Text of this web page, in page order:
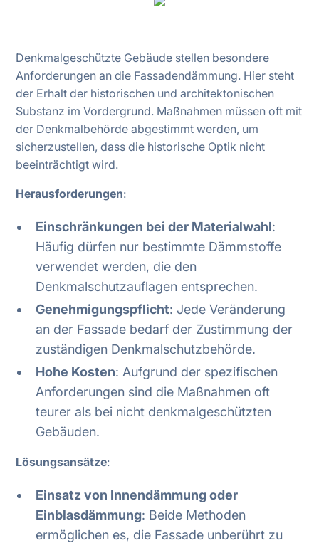
Denkmalgeschützte Gebäude stellen besondere
Anforderungen an die Fassadendämmung. Hier steht
der Erhalt der historischen und architektonischen
Substanz im Vordergrund. Maßnahmen müssen oft mit
der Denkmalbehörde abgestimmt werden, um
sicherzustellen, dass die historische Optik nicht
beeinträchtigt wird.
Herausforderungen:
Einschränkungen bei der Materialwahl:
Häufig dürfen nur bestimmte Dämmstoffe
verwendet werden, die den
Denkmalschutzauflagen entsprechen.
Genehmigungspflicht: Jede Veränderung
an der Fassade bedarf der Zustimmung der
zuständigen Denkmalschutzbehörde.
Hohe Kosten: Aufgrund der spezifischen
Anforderungen sind die Maßnahmen oft
teurer als bei nicht denkmalgeschützten
Gebäuden.
Lösungsansätze:
Einsatz von Innendämmung oder
Einblasdämmung: Beide Methoden
ermöglichen es, die Fassade unberührt zu